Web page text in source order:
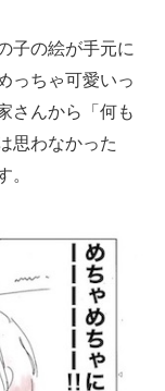
子の絵が手元に
っちゃ可愛いっ
さんから「何も
思わなかった
。